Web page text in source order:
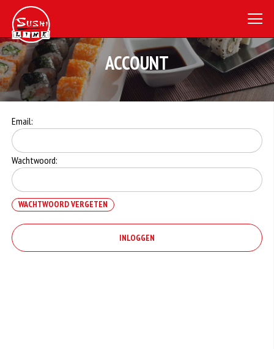
ACCOUNT
Email:
Wachtwoord:
WACHTWOORD VERGETEN
INLOGGEN